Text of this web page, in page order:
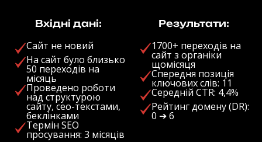
Вхідні дані:
Сайт не новий
На сайт було близько
50 переходів на
місяць
Проведено роботи
над структурою
сайту, сео-текстами,
беклінками
Термін SEO
просування: 3 місяців
Результати:
1700+ переходів на
сайт з органіки
щомісяця
Спередня позиція
ключових слів: 11
Середній CTR: 4,4%
Рейтинг домену (DR):
0 ➔ 6